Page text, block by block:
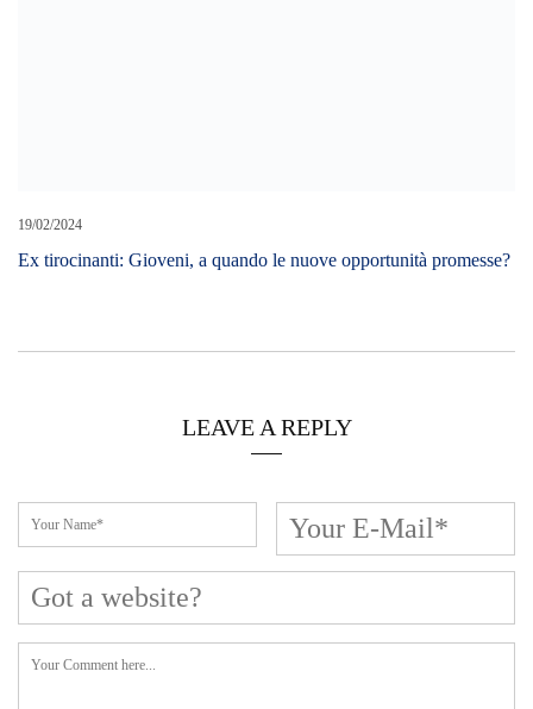
19/02/2024
Ex tirocinanti: Gioveni, a quando le nuove opportunità promesse?
LEAVE A REPLY